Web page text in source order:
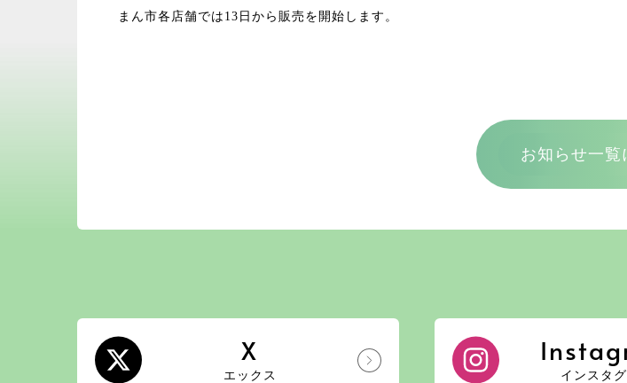
まん市各店舗では13日から販売を開始します。
お知らせ一覧
X
エックス インスタ